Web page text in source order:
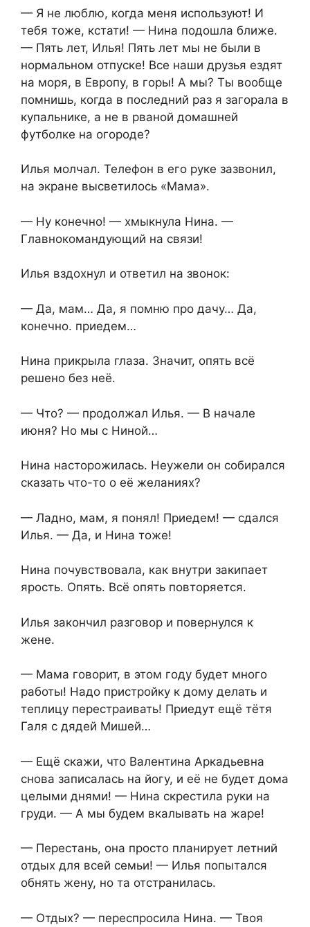
— Я не люблю, когда меня используют! И
тебя тоже, кстати! — Нина подошла ближе.
— Пять лет, Илья! Пять лет мы не были в
нормальном отпуске! Все наши друзья ездят
на моря, в Европу, в горы! А мы? Ты вообще
помнишь, когда в последний раз я загорала в
купальнике, а не в рваной домашней
футболке на огороде?
Илья молчал. Телефон в его руке зазвонил,
на экране высветилось «Мама».
— Ну конечно! — хмыкнула Нина. —
Главнокомандующий на связи!
Илья вздохнул и ответил на звонок:
— Да, мам… Да, я помню про дачу… Да,
конечно. приедем…
Нина прикрыла глаза. Значит, опять всё
решено без неё.
— Что? — продолжал Илья. — В начале
июня? Но мы с Ниной…
Нина насторожилась. Неужели он собирался
сказать что-то о её желаниях?
— Ладно, мам, я понял! Приедем! — сдался
Илья. — Да, и Нина тоже!
Нина почувствовала, как внутри закипает
ярость. Опять. Всё опять повторяется.
Илья закончил разговор и повернулся к
жене.
— Мама говорит, в этом году будет много
работы! Надо пристройку к дому делать и
теплицу перестраивать! Приедут ещё тётя
Галя с дядей Мишей…
— Ещё скажи, что Валентина Аркадьевна
снова записалась на йогу, и её не будет дома
целыми днями! — Нина скрестила руки на
груди. — А мы будем вкалывать на жаре!
— Перестань, она просто планирует летний
отдых для всей семьи! — Илья попытался
обнять жену, но та отстранилась.
— Отдых? — переспросила Нина. — Твоя